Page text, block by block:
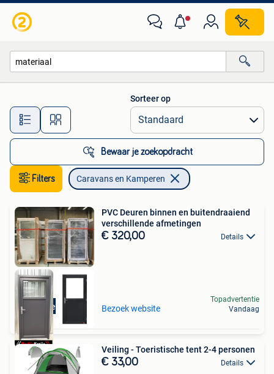
Alle afstanden…
Sorteer op
Bewaar je zoekopdracht
Filters Caravans en Kamperen
Direct leverbaar
PVC Deuren binnen en buitendraaiend
verschillende afmetingen
€ 320,00 Details
Bezoek website
Topadvertentie
Vandaag
Veiling - Toeristische tent 2-4 personen
€ 33,00 Details